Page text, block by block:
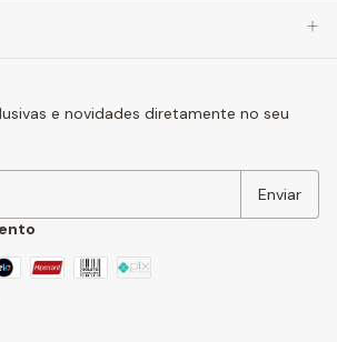
e novidades diretamente no seu